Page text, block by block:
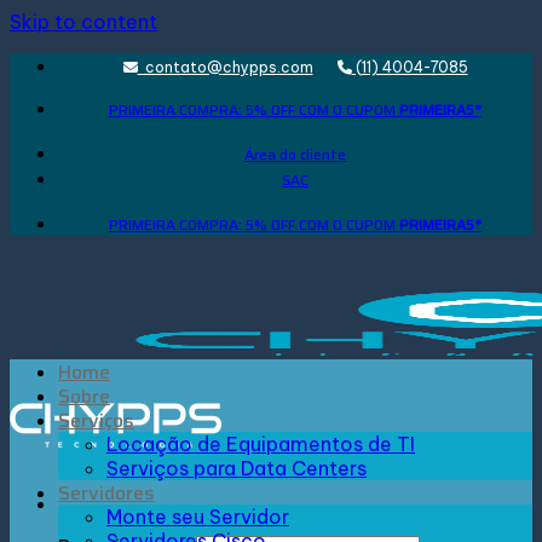
Skip to content
contato@chypps.com (11) 4004-7085
PRIMEIRA COMPRA: 5% OFF COM O CUPOM PRIMEIRA5*
Área do cliente
SAC
PRIMEIRA COMPRA: 5% OFF COM O CUPOM PRIMEIRA5*
Home
Sobre
Serviços
Locação de Equipamentos de TI
Serviços para Data Centers
Servidores
Monte seu Servidor